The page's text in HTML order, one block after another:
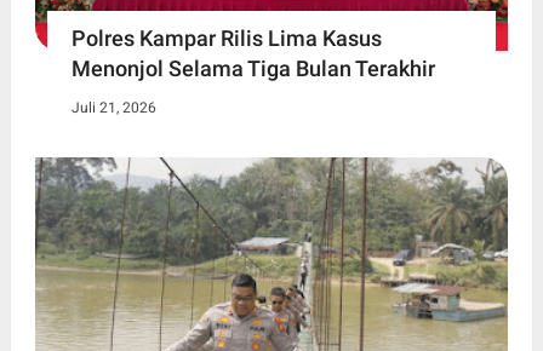
Polres Kampar Rilis Lima Kasus
Menonjol Selama Tiga Bulan Terakhir
Juli 21, 2026